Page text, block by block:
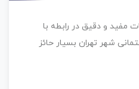
مفید و دقیق در رابطه با
شهر تهران بسیار حائز